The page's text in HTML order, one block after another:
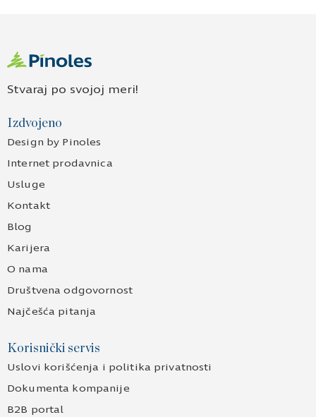
Stvaraj po svojoj meri!
Izdvojeno
Design by Pinoles
Internet prodavnica
Usluge
Kontakt
Blog
Karijera
O nama
Društvena odgovornost
Najčešća pitanja
Korisnički servis
Uslovi korišćenja i politika privatnosti
Dokumenta kompanije
B2B portal